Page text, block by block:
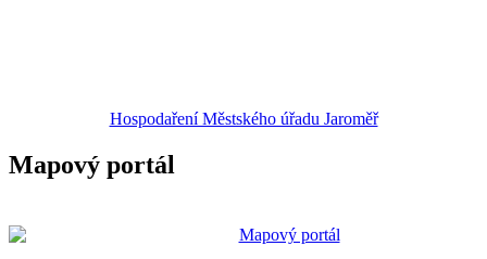
Hospodaření Městského úřadu Jaroměř
Mapový portál